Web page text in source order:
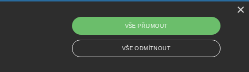
Odstoupení od smlouvy
×
VŠE PŘIJMOUT
VŠE ODMÍTNOUT